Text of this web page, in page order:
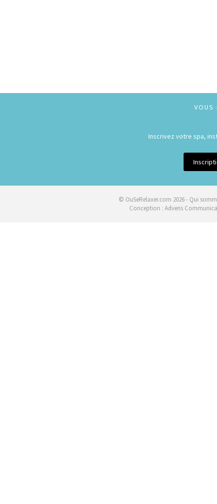
VOUS
Inscrivez votre spa,
© OuSeRelaxer.com 2026 - Qui
Conception : Adveris